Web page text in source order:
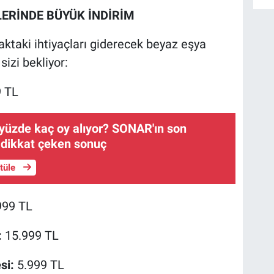
BÜYÜK İNDİRİM
ihtiyaçları giderecek beyaz eşya
bekliyor:
TL
kaç oy alıyor? SONAR'ın son
çeken sonuç
TL
15.999 TL
5.999 TL